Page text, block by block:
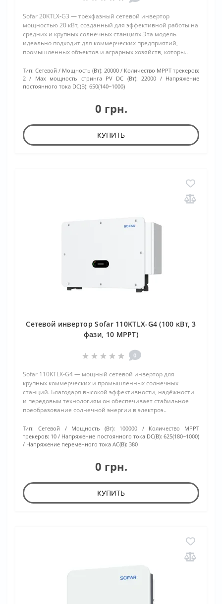
Sofar 20KTLX-G3 — трёхфазный сетевой инвертор
мощностью 20 кВт, созданный для эффективной работы на
средних и крупных солнечных станциях.Эта модель
идеально подходит для коммерческих предприятий,
промышленных объектов и аграрных хозяйств, которы..
Тип: Сетевой Мощность (Вт): 20000
Количество МРРТ трекеров:
2
Max мощность стринга PV DC (Вт): 22000
Напряжение
постоянного тока DC(В): 650(140~1000)
0 грн.
КУПИТЬ
Сетевой инвертор Sofar 110KTLX-G4 (100 кВт, 3
фази, 10 MPPT)
0
Sofar 110KTLX-G4 — мощный сетевой инвертор для
крупных коммерческих и промышленных солнечных
станций. Благодаря высокой эффективности, надёжности
и передовым технологиям он обеспечивает стабильное
преобразование солнечной энергии в электроэ..
Тип: Сетевой Мощность (Вт): 100000
Количество МРРТ
трекеров: 10 Напряжение постоянного тока DC(В): 625(180~1000)
Напряжение переменного тока АС(В): 380
0 грн.
КУПИТЬ